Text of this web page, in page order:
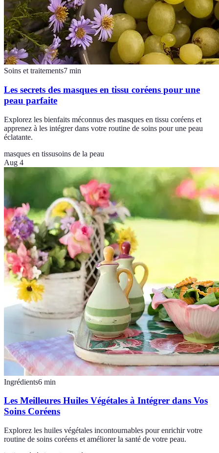
Soins et traitements7 min
Les secrets des masques en tissu coréens pour une
peau parfaite
Explorez les bienfaits méconnus des masques en tissu coréens et
apprenez à les intégrer dans votre routine de soins pour une peau
éclatante.
masques en tissusoins de la peau
Aug 4
Ingrédients6 min
Les Meilleures Huiles Végétales à Intégrer dans Vos
Soins Coréens
Explorez les huiles végétales incontournables pour enrichir votre
routine de soins coréens et améliorer la santé de votre peau.